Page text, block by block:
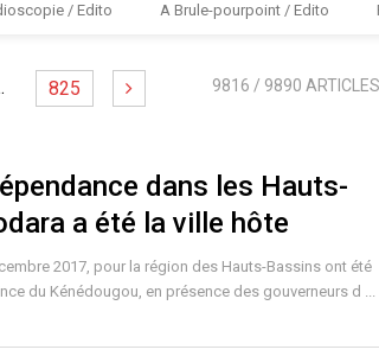
/ Edito A Brule-pourpoint / Edito
825 9816 / 9890 ARTICLES
dans les Hauts-
a été la ville hôte
2017, pour la région des Hauts-Bassins ont été
du Kénédougou, en présence des gouverneurs d ...